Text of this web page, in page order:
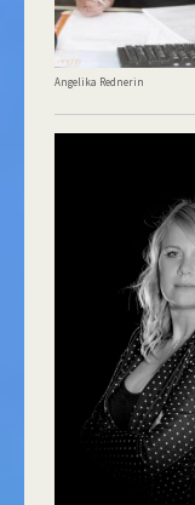
Angelika Rednerin